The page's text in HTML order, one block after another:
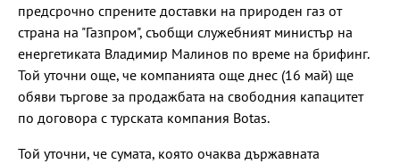
предсрочно спрените доставки на природен газ от
страна на "Газпром", съобщи служебният министър на
енергетиката Владимир Малинов по време на брифинг.
Той уточни още, че компанията още днес (16 май) ще
обяви търгове за продажбата на свободния капацитет
по договора с турската компания Botas.
Той уточни, че сумата, която очаква държавната